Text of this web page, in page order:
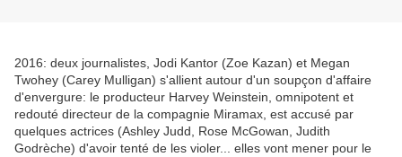
2016: deux journalistes, Jodi Kantor (Zoe Kazan) et Megan
Twohey (Carey Mulligan) s'allient autour d'un soupçon d'affaire
d'envergure: le producteur Harvey Weinstein, omnipotent et
redouté directeur de la compagnie Miramax, est accusé par
quelques actrices (Ashley Judd, Rose McGowan, Judith
Godrèche) d'avoir tenté de les violer... elles vont mener pour le